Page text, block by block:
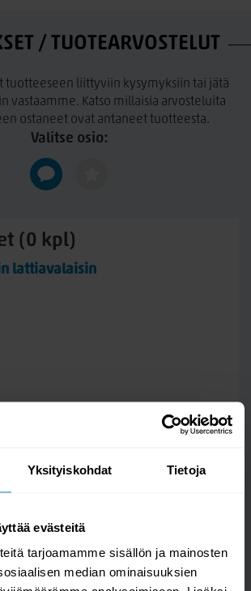
Yksityiskohdat Tietoja
evästeitä
tarjoamamme sisällön ja mainosten
median ominaisuuksien
/ TUOTEARVOSTELUT
tuotteeseen liittyviin kysymyksiin tai jätä
vastaamme. Katso millaisia arvosteluita
ostaneet ovat antaneet tuotteesta.
Valitse osio:
(0 kpl)
lattiavalaisin